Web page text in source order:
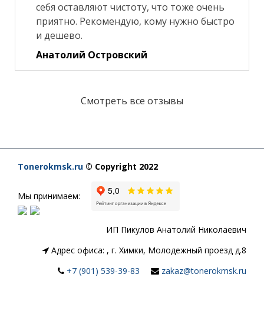
себя оставляют чистоту, что тоже очень
приятно. Рекомендую, кому нужно быстро
и дешево.
Анатолий Островский
Смотреть все отзывы
Tonerokmsk.ru © Copyright 2022
Мы принимаем:
ИП Пикулов Анатолий Николаевич
Адрес офиса: , г. Химки, Молодежный проезд д.8
+7 (901) 539-39-83
zakaz@tonerokmsk.ru